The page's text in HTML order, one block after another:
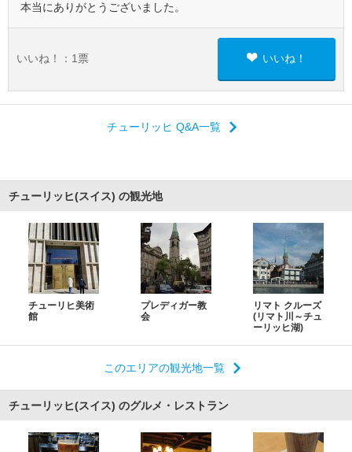
本当にありがとうございました。
いいね！： 1 票 いいね！
チューリッヒ Q&A一覧
チューリッヒ(スイス) の観光地
チューリヒ美術
館
プレディガー教
会
リマト クルーズ
(リマト川～チュ
ーリッヒ湖)
このエリアの観光地一覧
チューリッヒ(スイス) のグルメ・レストラン